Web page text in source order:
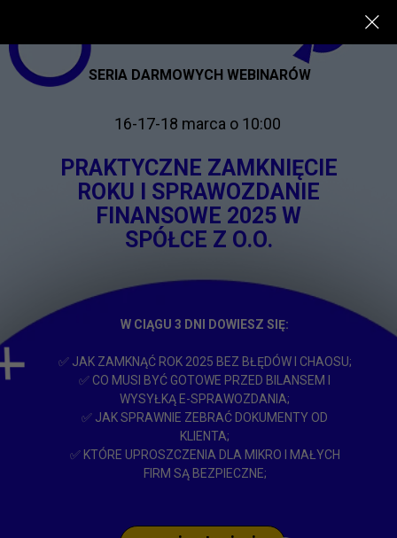
16-17-18 marca o 10:00
SERIA DARMOWYCH WEBINARÓW
W CIĄGU 3 DNI DOWIESZ SIĘ:
✅ JAK ZAMKNĄĆ ROK 2025 BEZ BŁĘDÓW I CHAOSU;
✅ CO MUSI BYĆ GOTOWE PRZED BILANSEM I
WYSYŁKĄ E-SPRAWOZDANIA;
✅ JAK SPRAWNIE ZEBRAĆ DOKUMENTY OD
KLIENTA;
✅ KTÓRE UPROSZCZENIA DLA MIKRO I MAŁYCH
FIRM SĄ BEZPIECZNE;
PRAKTYCZNE ZAMKNIĘCIE
ROKU I SPRAWOZDANIE
FINANSOWE 2025 W
SPÓŁCE Z O.O.